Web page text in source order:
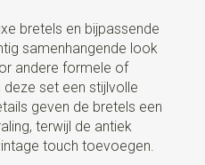
bretels en bijpassende
samenhangende look
andere formele of
set een stijlvolle
geven de bretels een
terwijl de antiek
touch toevoegen.